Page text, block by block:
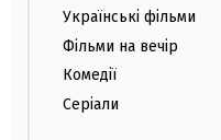
Українські фільми
Фільми на вечір
Комедії
Серіали